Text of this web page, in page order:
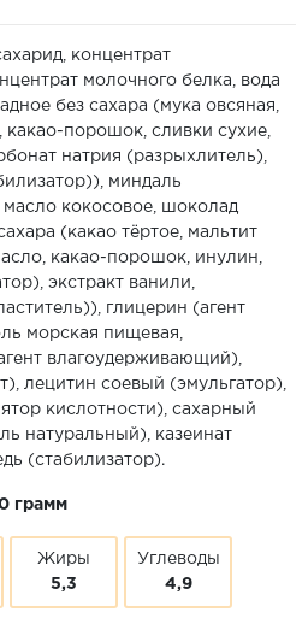
концентрат
молочного белка, вода
без сахара (мука овсяная,
какао-порошок, сливки сухие,
натрия (разрыхлитель),
миндаль
кокосовое, шоколад
(какао тёртое, мальтит
какао-порошок, инулин,
экстракт ванили,
глицерин (агент
морская пищевая,
влагоудерживающий),
лецитин соевый (эмульгатор),
кислотности), сахарный
натуральный), казеинат
(стабилизатор).
грамм
Жиры
5,3
Углеводы
4,9